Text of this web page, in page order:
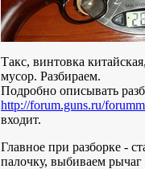
Такс, винтовка
мусор. Разбираем.
Подробно описывать
http://forum.guns.ru/
входит.
Главное при разборке -
палочку, выбиваем рычаг